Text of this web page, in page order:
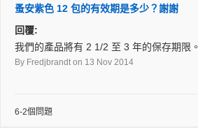
蚤安紫色 12 包的有效期是多少？謝謝
回覆:
我們的產品將有 2 1/2 至 3 年的保存期限。
By Fredjbrandt on 13 Nov 2014
6-2個問題